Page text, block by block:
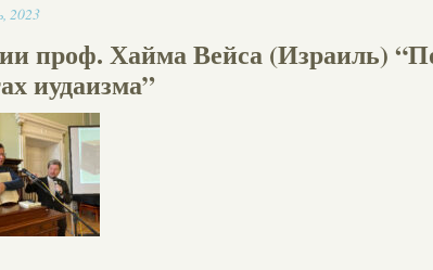
,202316:13
проф. Хайма Вейса (Израиль)
иудаизма”